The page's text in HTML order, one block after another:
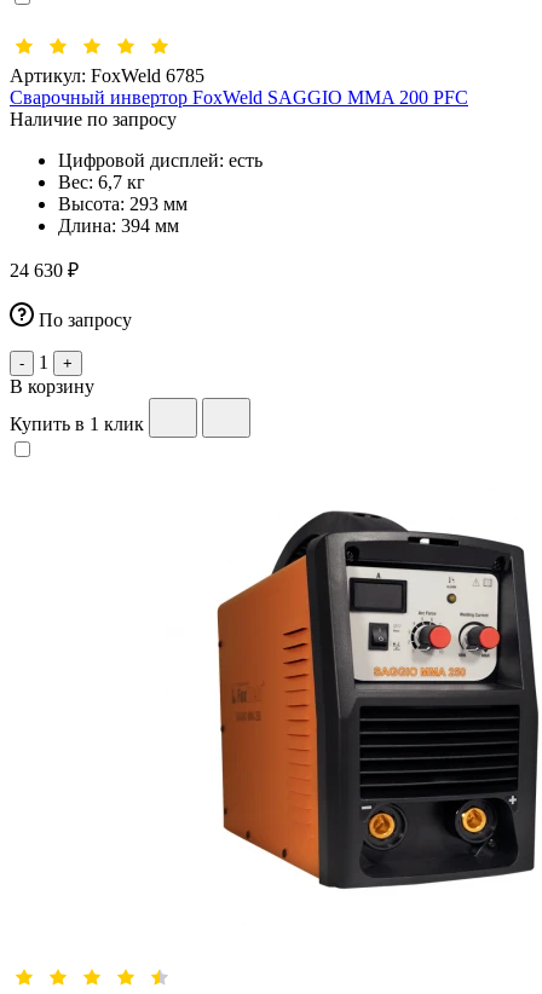
Артикул: FoxWeld 6785
Сварочный инвертор FoxWeld SAGGIO MMA 200 PFC
Наличие по запросу
Цифровой дисплей: есть
Вес: 6,7 кг
Высота: 293 мм
Длина: 394 мм
24 630 ₽
По запросу
- 1 +
В корзину
Купить в 1 клик